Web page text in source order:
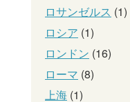
ロサンゼルス (1)
ロシア (1)
ロンドン (16)
ローマ (8)
上海 (1)